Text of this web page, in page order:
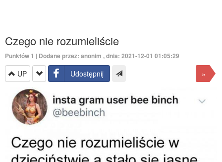
Czego nie rozumieliście
Punktów 1 | Dodane przez: anonim , dnia: 2021-12-01 01:05:29
UP Udostępnij »